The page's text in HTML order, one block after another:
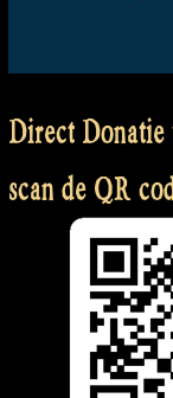
Direct
scan de QR